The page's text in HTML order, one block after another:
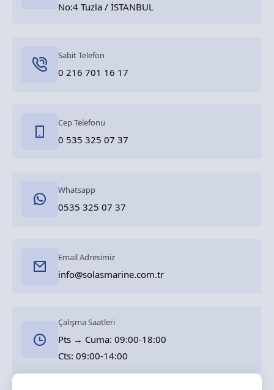
No:4 Tuzla / İSTANBUL
Sabit Telefon
0 216 701 16 17
Cep Telefonu
0 535 325 07 37
Whatsapp
0535 325 07 37
Email Adresimiz
info@solasmarine.com.tr
Çalışma Saatleri
Pts → Cuma: 09:00-18:00
Cts: 09:00-14:00